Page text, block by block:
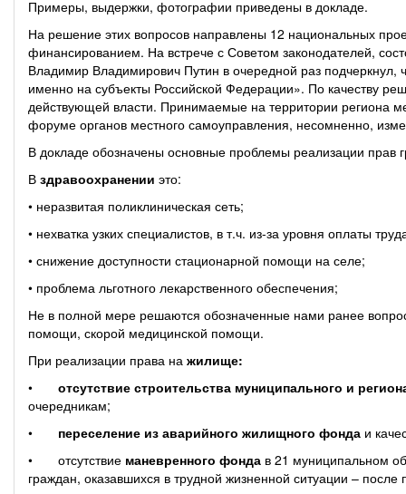
Примеры, выдержки, фотографии приведены в докладе.
На решение этих вопросов направлены 12 национальных
финансированием. На встрече с Советом законодателей,
Владимир Владимирович Путин в очередной раз подчеркнул,
именно на субъекты Российской Федерации». По качеству
действующей власти. Принимаемые на территории региона
форуме органов местного самоуправления, несомненно,
В докладе обозначены основные проблемы реализации прав
В здравоохранении это:
• неразвитая поликлиническая сеть;
• нехватка узких специалистов, в т.ч. из-за уровня оплаты
• снижение доступности стационарной помощи на селе;
• проблема льготного лекарственного обеспечения;
Не в полной мере решаются обозначенные нами ранее
помощи, скорой медицинской помощи.
При реализации права на жилище:
• отсутствие строительства муниципального и
очередникам;
• переселение из аварийного жилищного фонда и
• отсутствие маневренного фонда в 21 муниципальном
граждан, оказавшихся в трудной жизненной ситуации –